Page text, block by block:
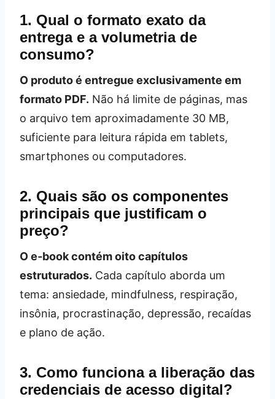
1. Qual o formato exato da
entrega e a volumetria de
consumo?
O produto é entregue exclusivamente em
formato PDF. Não há limite de páginas, mas
o arquivo tem aproximadamente 30 MB,
suficiente para leitura rápida em tablets,
smartphones ou computadores.
2. Quais são os componentes
principais que justificam o
preço?
O e‑book contém oito capítulos
estruturados. Cada capítulo aborda um
tema: ansiedade, mindfulness, respiração,
insônia, procrastinação, depressão, recaídas
e plano de ação.
3. Como funciona a liberação das
credenciais de acesso digital?